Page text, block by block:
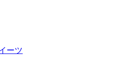
ーツ